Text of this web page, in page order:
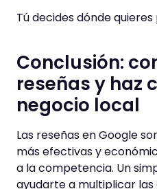
Tú decides dónde
Conclusión:
reseñas y haz
negocio local
Las reseñas en Google
más efectivas y
a la competencia. Un
ayudarte a multiplicar las